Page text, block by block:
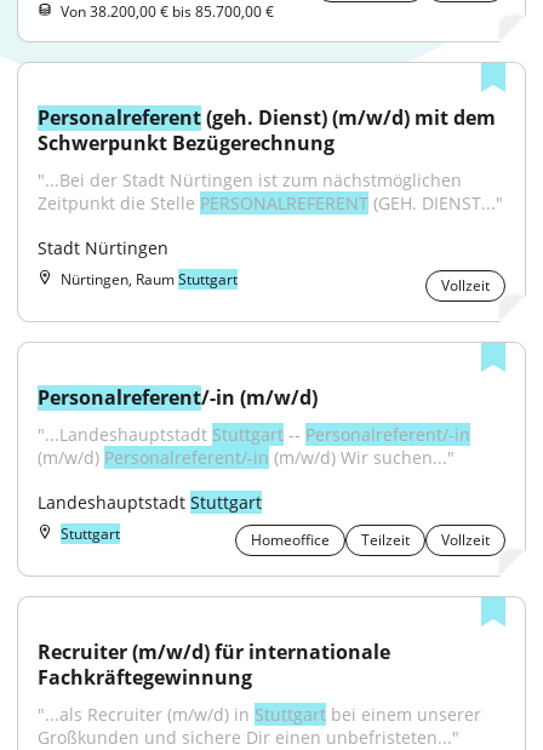
Von 38.200,00 € bis 85.700,00 €
Personalreferent (geh. Dienst) (m/w/d) mit dem
Schwerpunkt Bezügerechnung
"...Bei der Stadt Nürtingen ist zum nächstmöglichen
Zeitpunkt die Stelle PERSONALREFERENT (GEH. DIENST..."
Stadt Nürtingen
Nürtingen, RaumStuttgart Vollzeit
Personalreferent/-in (m/w/d)
"...Landeshauptstadt Stuttgart -- Personalreferent/-in
(m/w/d) Personalreferent/-in (m/w/d) Wir suchen..."
Landeshauptstadt Stuttgart
Stuttgart Homeoffice Teilzeit Vollzeit
Recruiter (m/w/d) für internationale
Fachkräftegewinnung
"...als Recruiter (m/w/d) in Stuttgart bei einem unserer
Großkunden und sichere Dir einen unbefristeten..."